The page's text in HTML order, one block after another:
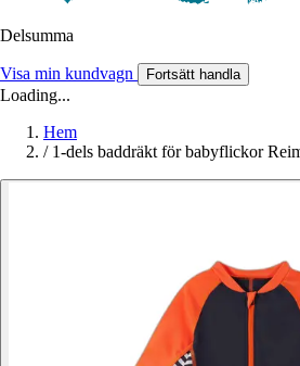
Delsumma
Visa min kundvagn Fortsätt handla
Loading...
Hem
/ 1-dels baddräkt för babyflickor